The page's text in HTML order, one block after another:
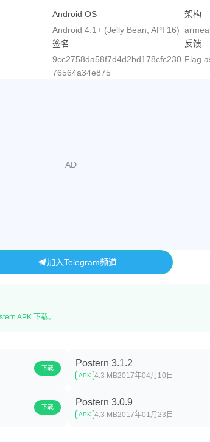
Android OS
Android 4.1+ (Jelly Bean, API 16)
架构
签名
9cc2758da58f7d4d2bd178cfc230
76564a34e875
反馈
Flag
加入Telegram频道
APK 下载。
下载 Postern 3.1.2
APK 4.3 MB2017年04月10日
下载 Postern 3.0.9
APK 4.3 MB2017年01月23日